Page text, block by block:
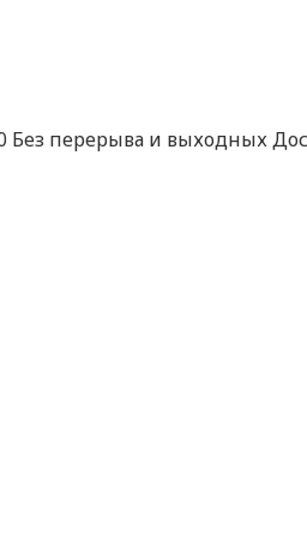
перерыва и выходных